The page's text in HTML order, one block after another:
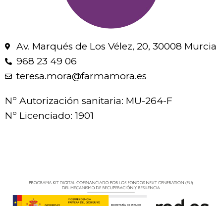
Av. Marqués de Los Vélez, 20, 30008 Murcia
968 23 49 06
teresa.mora@farmamora.es
Nº Autorización sanitaria: MU-264-F
Nº Licenciado: 1901